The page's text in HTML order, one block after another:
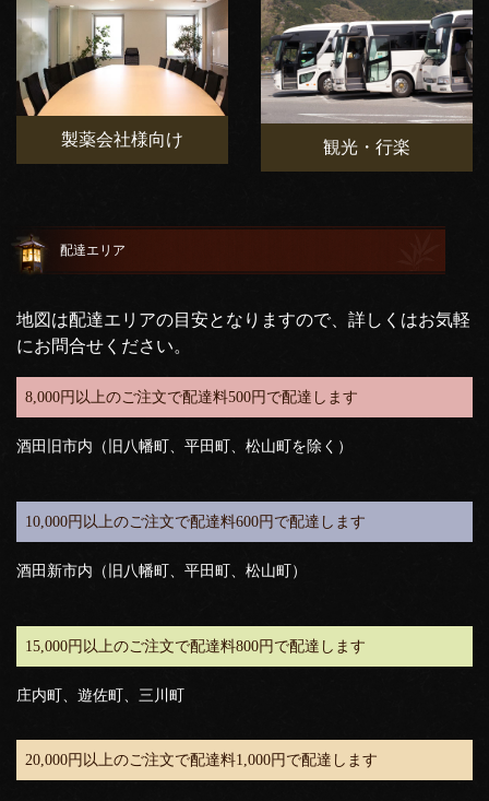
製薬会社様向け 観光・行楽
配達エリア
地図は配達エリアの目安となりますので、詳しくはお気軽
にお問合せください。
8,000円以上のご注文で配達料500円で配達します
酒田旧市内（旧八幡町、平田町、松山町を除く）
10,000円以上のご注文で配達料600円で配達します
酒田新市内（旧八幡町、平田町、松山町）
15,000円以上のご注文で配達料800円で配達します
庄内町、遊佐町、三川町
20,000円以上のご注文で配達料1,000円で配達します